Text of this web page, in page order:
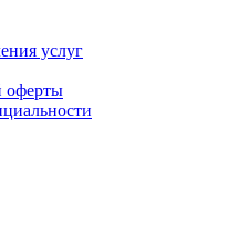
услуг
оферты